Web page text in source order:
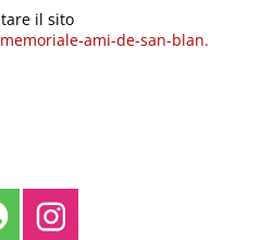
il sito
ami-de-san-blan.